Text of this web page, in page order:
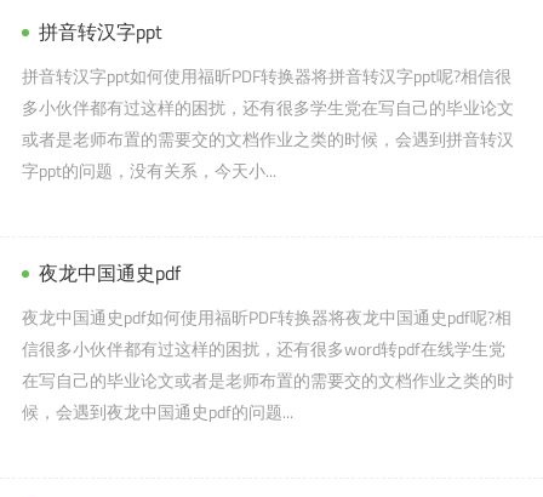
拼音转汉字ppt
拼音转汉字ppt如何使用福昕PDF转换器将拼音转汉字ppt呢?相信很
多小伙伴都有过这样的困扰，还有很多学生党在写自己的毕业论文
或者是老师布置的需要交的文档作业之类的时候，会遇到拼音转汉
字ppt的问题，没有关系，今天小...
夜龙中国通史pdf
夜龙中国通史pdf如何使用福昕PDF转换器将夜龙中国通史pdf呢?相
信很多小伙伴都有过这样的困扰，还有很多word转pdf在线学生党
在写自己的毕业论文或者是老师布置的需要交的文档作业之类的时
候，会遇到夜龙中国通史pdf的问题...